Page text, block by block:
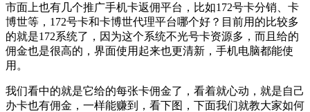
市面上也有几个推广手机卡返佣平台，比如172号卡分销、卡
博世等，172号卡和卡博世代理平台哪个好？目前用的比较多
的就是172系统了，因为这个系统不光号卡资源多，而且给的
佣金也是很高的，界面使用起来也更清新，手机电脑都能使
用。
我们看中的就是它给的每张卡佣金了，看着就心动，就是自己
办卡也有佣金，一样能赚到，看下图，下面我们就教大家如何